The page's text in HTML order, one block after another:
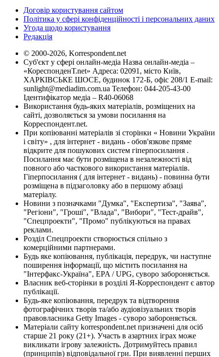
Договір користування сайтом
Політика у сфері конфіденційності і персональних даних
Угода щодо користування
Редакція
© 2000-2026, Korrespondent.net
Суб'єкт у сфері онлайн-медіа Назва онлайн-медіа –
«КореспонденТ.net» Адреса: 02091, місто Київ,
ХАРКІВСЬКЕ ШОСЕ, будинок 172-Б, офіс 208/1 E-mail:
sunlight@mediadim.com.ua Телефон: 044-205-43-00
Ідентифікатор медіа – R40-06068
Використання будь-яких матеріалів, розміщених на
сайті, дозволяється за умови посилання на
Корреспондент.net.
При копіюванні матеріалів зі сторінки « Новини України
і світу» , для інтернет - видань - обов'язкове пряме
відкрите для пошукових систем гіперпосилання .
Посилання має бути розміщена в незалежності від
повного або часткового використання матеріалів.
Гіперпосилання ( для інтернет - видань) - повинна бути
розміщена в підзаголовку або в першому абзаці
матеріалу.
Новини з позначками "Думка", "Експертиза", "Заява",
"Регіони", "Гроші", "Влада", "Вибори", "Тест-драйв",
"Спецпроекти", "Промо" публікуються на правах
реклами.
Розділ Спецпроекти створюється спільно з
комерційними партнерами.
Будь яке копіювання, публікація, передрук, чи наступне
поширення інформації, що містить посилання на
"Інтерфакс-Україна", EPA / UPG, суворо забороняється.
Власник веб-сторінки в розділі Я-Корреспондент є автор
публікації.
Будь-яке копіювання, передрук та відтворення
фотографічних творів та/або аудіовізуальних творів
правовласника Getty Images - суворо забороняється.
Матеріали сайту korrespondent.net призначені для осіб
старше 21 року (21+). Участь в азартних іграх може
викликати ігрову залежність. Дотримуйтесь правил
(принципів) відповідальної гри. При виявленні перших